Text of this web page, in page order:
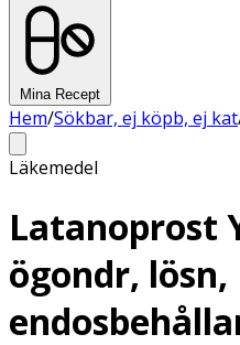
Mina Recept
Hem/Sökbar, ej köpb, ej kat
Läkemedel
Latanoprost
ögondr, lösn,